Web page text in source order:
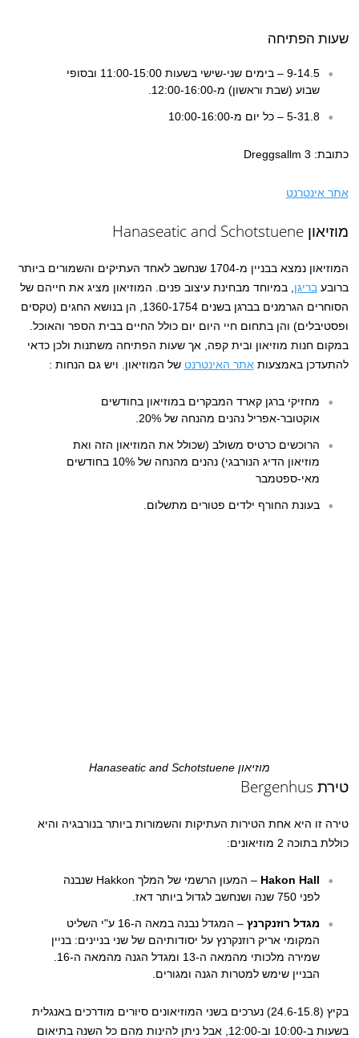
שעות הפתיחה
9-14.5 – בימים שני-שישי בשעות 11:00-15:00 ובסופי
שבוע (שבת וראשון) מ-12:00-16:00.
5-31.8 – כל יום מ-10:00-16:00
כתובת: Dreggsallm 3
אתר אינטרנט
מוזיאון Hanaseatic and Schotstuene
המוזיאון נמצא בבניין מ-1704 שנחשב לאחד העתיקים והשמורים ביותר
ברובעבריגן , במיוחד מבחינת עיצוב פנים. המוזיאון מציג את חייהם של
הסוחרים הגרמנים בברגן בשנים 1360-1754, הן בנושא החגים (טקסים
ופסטיבלים) והן בתחום חיי היום יום כולל החיים בבית הספר והאוכל.
במקום חנות מוזיאון ובית קפה, אך שעות הפתיחה משתנות ולכן כדאי
להתעדכן באמצעות אתר האינטרנט של המוזיאון. ויש גם הנחות :
מחזיקי ברגן קארד המבקרים במוזיאון בחודשים
אוקטובר-אפריל נהנים מהנחה של 20%.
הרוכשים כרטיס משולב (שכולל את המוזיאון הזה ואת
מוזיאון הדיג הנורבגי) נהנים מהנחה של 10% בחודשים
מאי-ספטמבר
בעונת החורף ילדים פטורים מתשלום.
מוזיאון Hanaseatic and Schotstuene
טירת Bergenhus
טירה זו היא אחת הטירות העתיקות והשמורות ביותר בנורבגיה והיא
כוללת בתוכה 2 מוזיאונים:
Hakon Hall
– המעון הרשמי של המלך Hakkon שנבנה
לפני 750 שנה ושנחשב לגדול ביותר דאז.
מגדל רוזנקרנץ
– המגדל נבנה במאה ה-16 ע"י השליט
המקומי אריק רוזנקרנץ על יסודותיהם של שני בניינים: בניין
הבניין שימש למטרות הגנה ומגורים.
בקיץ (24.6-15.8) נערכים בשני המוזיאונים סיורים מודרכים באנגלית
בשעות ב-10:00 וב-12:00, אבל ניתן להינות מהם כל השנה בתיאום